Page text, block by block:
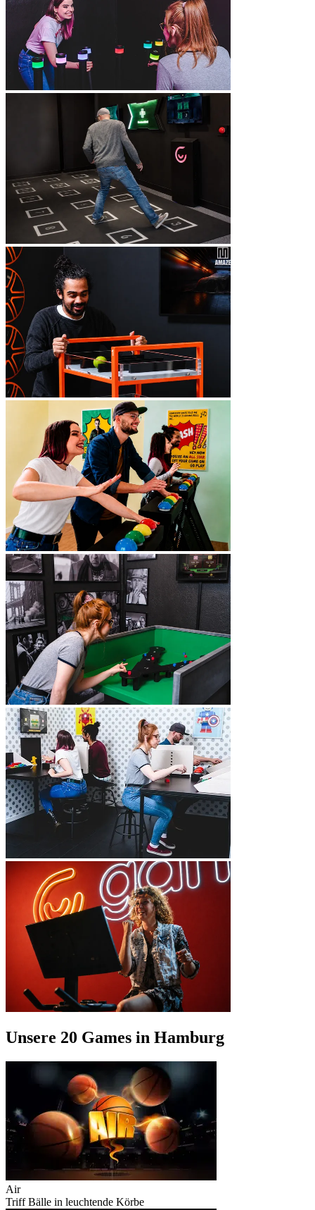
Unsere 20 Games in Hamburg
Air
Triff Bälle in leuchtende Körbe